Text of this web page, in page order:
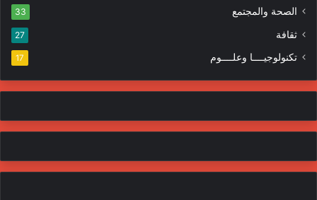
الصحة والمجتمع 33
ثقافة 27
تكنولوجيــــا وعلــــوم 17